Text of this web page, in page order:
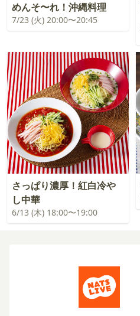
めんそ〜れ！沖縄料理
7/23 (火) 20:00〜20:45
さっぱり濃厚！紅白冷や
し中華
6/13 (木) 18:00〜19:00